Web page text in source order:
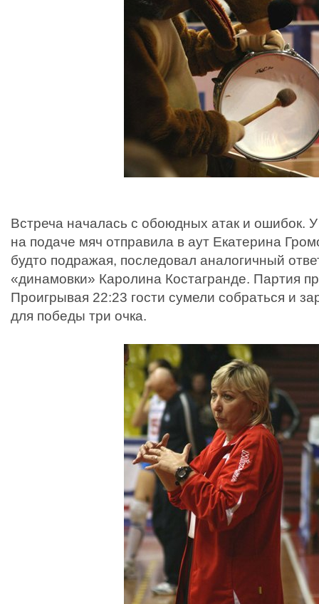
Встреча началась с обоюдных атак и ошибок.
на подаче мяч отправила в аут Екатерина
будто подражая, последовал аналогичный
«динамовки» Каролина Костагранде. Партия
Проигрывая 22:23 гости сумели собраться и
для победы три очка.